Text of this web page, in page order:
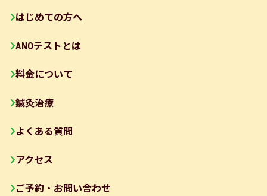
はじめての方へ
ANOテストとは
料金について
鍼灸治療
よくある質問
アクセス
ご予約・お問い合わせ